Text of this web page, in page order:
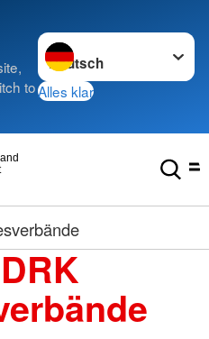
to
Sprache wechseln zu
Alles klar